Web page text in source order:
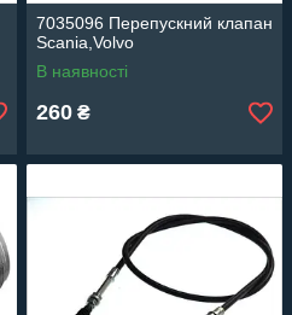
7035096 Перепускний клапан
Scania,Volvo
В наявності
260 ₴